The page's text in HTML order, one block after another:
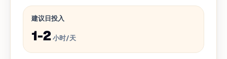
建议日投入
1-2小时/天